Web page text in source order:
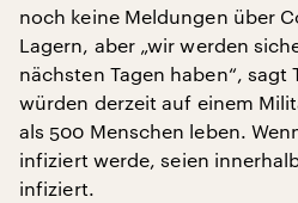
noch keine Meldungen über
Lagern, aber „wir werden
nächsten Tagen haben“, sagt
würden derzeit auf einem
als 500 Menschen leben.
infiziert werde, seien
infiziert.